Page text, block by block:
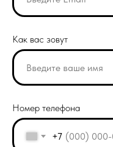
Как вас зовут
Номер телефона
+7